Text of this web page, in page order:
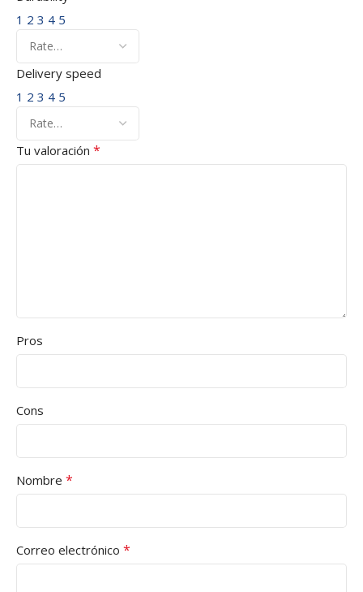
1 2 3 4 5
Delivery speed
1 2 3 4 5
Tu valoración *
Pros
Cons
Nombre *
Correo electrónico *